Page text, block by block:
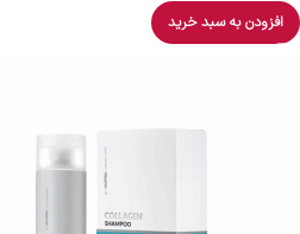
افزودن به سبد خرید